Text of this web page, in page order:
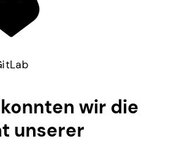
wir die
unserer